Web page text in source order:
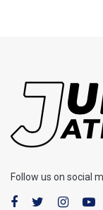
Follow us on social